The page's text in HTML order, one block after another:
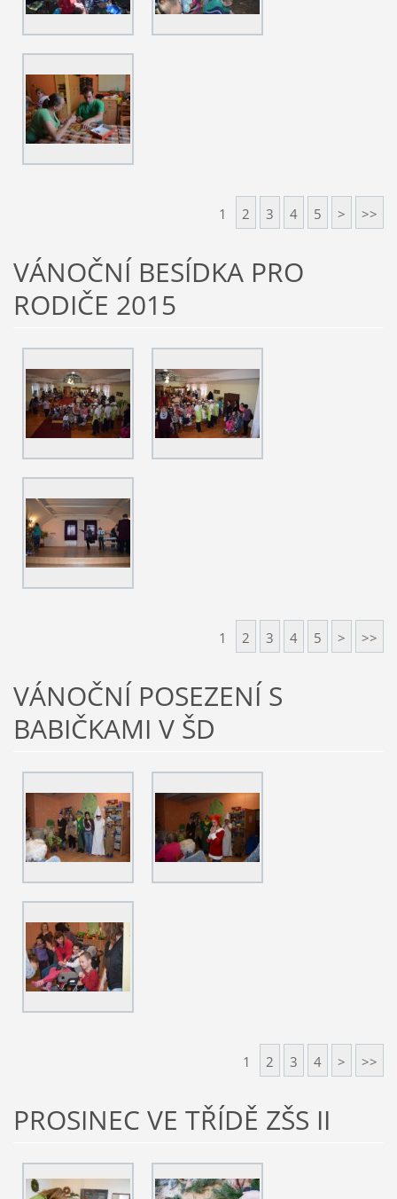
1 2 3 4 5 > >>
VÁNOČNÍ BESÍDKA PRO
RODIČE 2015
1 2 3 4 5 > >>
VÁNOČNÍ POSEZENÍ S
BABIČKAMI V ŠD
1 2 3 4 > >>
PROSINEC VE TŘÍDĚ ZŠS II